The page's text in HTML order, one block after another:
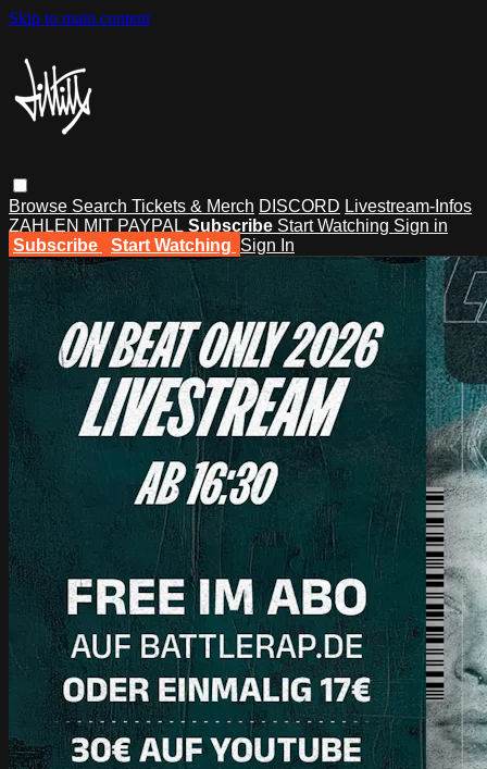
Skip to main content
Browse Search Tickets & Merch DISCORD Livestream-Infos
ZAHLEN MIT PAYPAL Subscribe Start Watching Sign in
Subscribe
Start Watching Sign In